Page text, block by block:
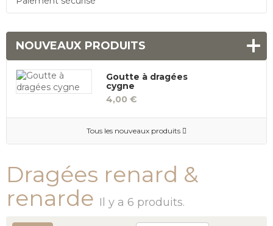
NOUVEAUX PRODUITS
Goutte à dragées
cygne
4,00 €
Tous les nouveaux produits
Dragées renard &
renarde Il y a 6 produits.